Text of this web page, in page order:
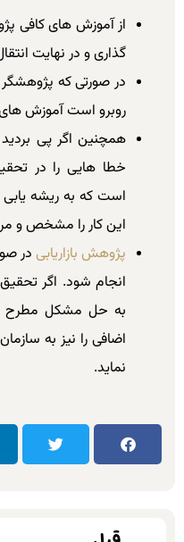
از آموزش های کافی
گذاری و در نهایت
در صورتی که
روبرو است آموزش های
همچنین اگر پی
خطا هایی را در
است که به ریشه یابی
این کار را مشخص و
پژوهش بازاریابی در
انجام شود. اگر تحقیق
به حل مشکل مطرح
اضافی را نیز به
نماید.